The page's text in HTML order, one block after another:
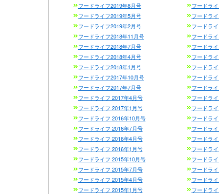
フードライフ2019年8月号
フードラ
フードライフ2019年5月号
フードラ
フードライフ2019年2月号
フードラ
フードライフ2018年11月号
フードラ
フードライフ2018年7月号
フードラ
フードライフ2018年4月号
フードラ
フードライフ2018年1月号
フードラ
フードライフ2017年10月号
フードラ
フードライフ2017年7月号
フードラ
フードライフ 2017年4月号
フードラ
フードライフ 2017年1月号
フードラ
フードライフ 2016年10月号
フードラ
フードライフ 2016年7月号
フードラ
フードライフ 2016年4月号
フードラ
フードライフ 2016年1月号
フードラ
フードライフ 2015年10月号
フードラ
フードライフ 2015年7月号
フードラ
フードライフ 2015年4月号
フードラ
フードライフ 2015年1月号
フードラ